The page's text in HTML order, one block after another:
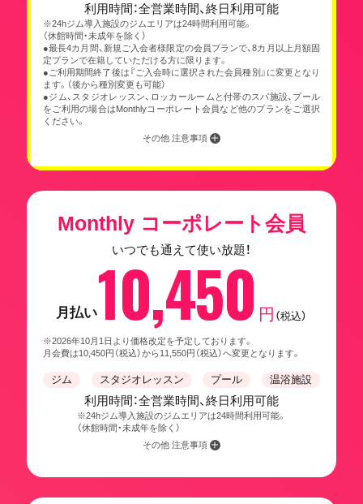
利用時間：全営業時間、終日利用可能
※24hジム導入施設のジムエリアは24時間利用可能。
（休館時間・未成年を除く）
●最長4カ月間、新規ご入会者様限定の会員プランで、8カ月以上月額固
定プランで在籍していただける方に限ります。
●ご利用期間終了後は『ご入会時に選択された会員種別』に変更となり
ます。（後から種別変更も可能）
●ジム、スタジオレッスン、ロッカールームと付帯のスパ施設、プール
をご利用の場合はMonthlyコーポレート会員など他のプランをご選択
ください。
その他 注意事項
Monthly コーポレート会員
いつでも通えて使い放題！
月払い10,450 円 （税込）
※2026年10月1日より価格改定を予定しております。
月会費は10,450円（税込）から11,550円（税込）へ変更となります。
ジム スタジオレッスン プール 温浴施設
利用時間：全営業時間、終日利用可能
※24hジム導入施設のジムエリアは24時間利用可能。
（休館時間・未成年を除く）
その他 注意事項